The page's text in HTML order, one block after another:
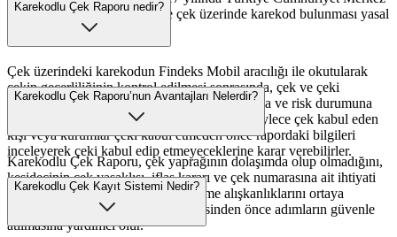
Bankası’nın düzenlemeleri ile çek üzerinde karekod bulunması yasal
olarak zorunlu hale gelmiştir.
Karekodlu Çek Raporu nedir?
Çek üzerindeki karekodun Findeks Mobil aracılığı ile okutularak
çekin geçerliliğinin kontrol edilmesi sonrasında, çek ve çeki
düzenleyenin geçmiş çek ödeme performansına ve risk durumuna
ilişkin bilgilerin yer aldığı rapor hazırlanır. Böylece çek kabul eden
kişi veya kurumlar çeki kabul etmeden önce rapordaki bilgileri
inceleyerek çeki kabul edip etmeyeceklerine karar verebilirler.
Karekodlu Çek Raporu’nun Avantajları Nelerdir?
Karekodlu Çek Raporu, çek yaprağının dolaşımda olup olmadığını,
keşidecinin çek yasaklısı, iflas kararı ve çek numarasına ait ihtiyati
tedbir kararı bilgileri ile geçmiş ödeme alışkanlıklarını ortaya
koyarak ticari ilişkilerin inşa edilmesinden önce adımların güvenle
atılmasına yardımcı olur.
Karekodlu Çek Kayıt Sistemi Nedir?